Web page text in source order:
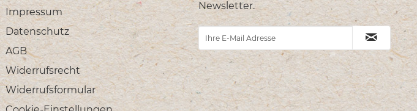
Impressum
Datenschutz
AGB
Widerrufsrecht
Widerrufsformular
Newsletter.